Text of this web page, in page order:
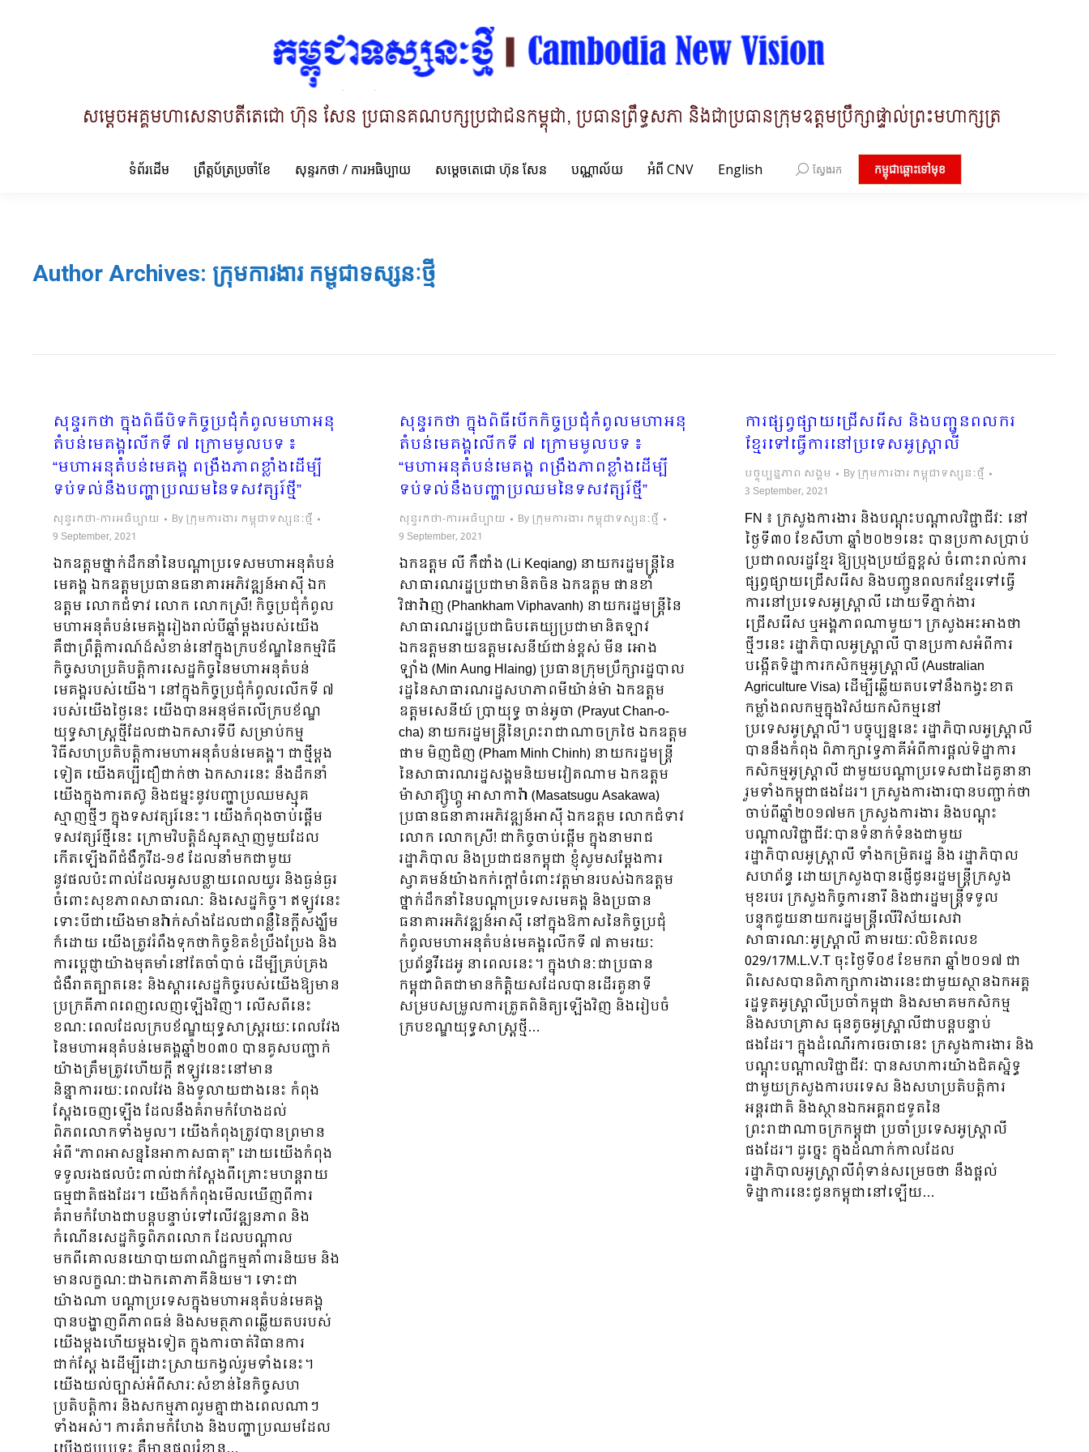
ទំព័រដើម ព្រឹត្តប័ត្រប្រចាំខែ សុន្ទរកថា / ការអធិប្បាយ សម្តេចតេជោ ហ៊ុន សែន បណ្ណាល័យ អំពី CNV English Search:
ស្វែងរក កម្ពុជាឆ្ពោះទៅមុខ
Author Archives: ក្រុមការងារ កម្ពុជាទស្សនៈថ្មី
សុន្ទរកថា ក្នុងពិធីបិទកិច្ចប្រជុំកំពូលមហាអនុ
តំបន់មេគង្គលើកទី ៧ ក្រោមមូលបទ ៖
“មហាអនុតំបន់មេគង្គ ពង្រឹងភាពខ្លាំងដើម្បី
ទប់ទល់នឹងបញ្ហាប្រឈមនៃទសវត្សរ៍ថ្មី”
សុន្ទរកថា-ការអធិប្បាយ By ក្រុមការងារ កម្ពុជាទស្សនៈថ្មី
9 September, 2021
ឯកឧត្តមថ្នាក់ដឹកនាំនៃបណ្តាប្រទេសមហាអនុតំបន់
មេគង្គ ឯកឧត្តមប្រធានធនាគារអភិវឌ្ឍន៍អាស៊ី ឯក
ឧត្តម លោកជំទាវ លោក លោកស្រី! កិច្ចប្រជុំកំពូល
មហាអនុតំបន់មេគង្គរៀងរាល់បីឆ្នាំម្តងរបស់យើង
គឺជាព្រឹត្តិការណ៍ដ៏សំខាន់នៅក្នុងក្របខ័ណ្ឌនៃកម្មវិធី
កិច្ចសហប្រតិបត្តិការសេដ្ឋកិច្ចនៃមហាអនុតំបន់
មេគង្គរបស់យើង។ នៅក្នុងកិច្ចប្រជុំកំពូលលើកទី ៧
របស់យើងថ្ងៃនេះ យើងបានអនុម័តលើក្របខ័ណ្ឌ
យុទ្ធសាស្ត្រថ្មីដែលជាឯកសារទីបី សម្រាប់កម្ម
វិធីសហប្រតិបត្តិការមហាអនុតំបន់មេគង្គ។ ជាថ្មីម្តង
ទៀត យើងគប្បីជឿជាក់ថា ឯកសារនេះ នឹងដឹកនាំ
យើងក្នុងការតស៊ូ និងជម្នះនូវបញ្ហាប្រឈមស្មុគ
ស្មាញថ្មីៗ ក្នុងទសវត្សរ៍នេះ។ យើងកំពុងចាប់ផ្តើម
ទសវត្សរ៍ថ្មីនេះ ក្រោមវិបត្តិដ៏ស្មុគស្មាញមួយដែល
កើតឡើងពីជំងឺកូវីដ-១៩ ដែលនាំមកជាមួយ
នូវផលប៉ះពាល់ដែលអូសបន្លាយពេលយូរ និងធ្ងន់ធ្ងរ
ចំពោះសុខភាពសាធារណៈ និងសេដ្ឋកិច្ច។ ឥឡូវនេះ
ទោះបីជាយើងមានវ៉ាក់សាំងដែលជាពន្លឺនៃក្ដីសង្ឃឹម
ក៏ដោយ យើងត្រូវរំពឹងទុកថាកិច្ចខិតខំប្រឹងប្រែង និង
ការប្ដេជ្ញាយ៉ាងមុតមាំនៅតែចាំបាច់ ដើម្បីគ្រប់គ្រង
ជំងឺរាតត្បាតនេះ និងស្ដារសេដ្ឋកិច្ចរបស់យើងឱ្យមាន
ប្រក្រតីភាពពេញលេញឡើងវិញ។ លើសពីនេះ
ខណៈពេលដែលក្របខ័ណ្ឌយុទ្ធសាស្ត្ររយៈពេលវែង
នៃមហាអនុតំបន់មេគង្គឆ្នាំ២០៣០ បានគូសបញ្ជាក់
យ៉ាងត្រឹមត្រូវហើយក្តី ឥឡូវនេះនៅមាន
និន្នាការរយៈពេលវែង និងទូលាយជាងនេះ កំពុង
ស្តែងចេញឡើង ដែលនឹងគំរាមកំហែងដល់
ពិភពលោកទាំងមូល។ យើងកំពុងត្រូវបានព្រមាន
អំពី “ភាពអាសន្ននៃអាកាសធាតុ” ដោយយើងកំពុង
ទទួលរងផលប៉ះពាល់ជាក់ស្ដែងពីគ្រោះមហន្តរាយ
ធម្មជាតិផងដែរ។ យើងក៏កំពុងមើលឃើញពីការ
គំរាមកំហែងជាបន្តបន្ទាប់ទៅលើវឌ្ឍនភាព និង
កំណើនសេដ្ឋកិច្ចពិភពលោក ដែលបណ្តាល
មកពីគោលនយោបាយពាណិជ្ជកម្មគាំពារនិយម និង
មានលក្ខណៈជាឯកតោភាគីនិយម។ ទោះជា
យ៉ាងណា បណ្ដាប្រទេសក្នុងមហាអនុតំបន់មេគង្គ
បានបង្ហាញពីភាពធន់ និងសមត្ថភាពឆ្លើយតបរបស់
យើងម្តងហើយម្តងទៀត ក្នុងការចាត់វិធានការ
ជាក់ស្តែ ងដើម្បីដោះស្រាយកង្វល់រួមទាំងនេះ។
យើងយល់ច្បាស់អំពីសារៈសំខាន់នៃកិច្ចសហ
ប្រតិបត្តិការ និងសកម្មភាពរួមគ្នាជាងពេលណាៗ
ទាំងអស់។ ការគំរាមកំហែង និងបញ្ហាប្រឈមដែល
សុន្ទរកថា ក្នុងពិធីបើកកិច្ចប្រជុំកំពូលមហាអនុ
តំបន់មេគង្គលើកទី ៧ ក្រោមមូលបទ ៖
“មហាអនុតំបន់មេគង្គ ពង្រឹងភាពខ្លាំងដើម្បី
ទប់ទល់នឹងបញ្ហាប្រឈមនៃទសវត្សរ៍ថ្មី”
សុន្ទរកថា-ការអធិប្បាយ By ក្រុមការងារ កម្ពុជាទស្សនៈថ្មី
9 September, 2021
ឯកឧត្ដម លី កឺជាំង (Li Keqiang) នាយករដ្ឋមន្រ្តីនៃ
សាធារណរដ្ឋប្រជាមានិតចិន ឯកឧត្ដម ផានខាំ
វិផាវ៉ាញ (Phankham Viphavanh) នាយករដ្ឋមន្រ្តីនៃ
សាធារណរដ្ឋប្រជាធិបតេយ្យប្រជាមានិតឡាវ
ឯកឧត្ដមនាយឧត្ដមសេនីយ៍ជាន់ខ្ពស់ មីន អោង
ឡាំង (Min Aung Hlaing) ប្រធានក្រុមប្រឹក្សារដ្ឋបាល
រដ្ឋនៃសាធារណរដ្ឋសហភាពមីយ៉ាន់ម៉ា ឯកឧត្ដម
ឧត្ដមសេនីយ៍ ប្រាយុទ្ធ ចាន់អូចា (Prayut Chan-o-
cha) នាយករដ្ឋមន្រ្តីនៃព្រះរាជាណាចក្រថៃ ឯកឧត្ដម
ផាម មិញជិញ (Pham Minh Chinh) នាយករដ្ឋមន្រ្តី
នៃសាធារណរដ្ឋសង្គមនិយមវៀតណាម ឯកឧត្ដម
ម៉ាសាត្សូ៊ហ្គូ អាសាកាវ៉ា (Masatsugu Asakawa)
ប្រធានធនាគារអភិវឌ្ឍន៍អាស៊ី ឯកឧត្ដម លោកជំទាវ
លោក លោកស្រី! ជាកិច្ចចាប់ផ្ដើម ក្នុងនាមរាជ
រដ្ឋាភិបាល និងប្រជាជនកម្ពុជា ខ្ញុំសូមសម្ដែងការ
ស្វាគមន៍យ៉ាងកក់ក្ដៅចំពោះវត្តមានរបស់ឯកឧត្ដម
ថ្នាក់ដឹកនាំនៃបណ្ដាប្រទេសមេគង្គ និងប្រធាន
ធនាគារអភិវឌ្ឍន៍អាស៊ី នៅក្នុងឱកាសនៃកិច្ចប្រជុំ
កំពូលមហាអនុតំបន់មេគង្គលើកទី ៧ តាមរយៈ
ប្រព័ន្ធវីដេអូ នាពេលនេះ។ ក្នុងឋានៈជាប្រធាន
កម្ពុជាពិតជាមានកិត្តិិយសដែលបានដើរតួនាទី
សម្របសម្រួលការត្រួតពិនិត្យឡើងវិញ និងរៀបចំ
ក្របខណ្ឌយុទ្ធសាស្រ្តថ្មី…
ការផ្សព្វផ្សាយជ្រើសរើស និងបញ្ជូនពលករ
ខ្មែរទៅធ្វើការនៅប្រទេសអូស្ត្រាលី
បច្ចុប្បន្នភាព សង្គម By ក្រុមការងារ កម្ពុជាទស្សនៈថ្មី
3 September, 2021
FN ៖ ក្រសួងការងារ និងបណ្តុះបណ្តាលវិជ្ជាជីវៈ នៅ
ថ្ងៃទី៣០ ខែសីហា ឆ្នាំ២០២១នេះ បានប្រកាសប្រាប់
ប្រជាពលរដ្ឋខ្មែរ ឱ្យប្រុងប្រយ័ត្នខ្ពស់ ចំពោះរាល់ការ
ផ្សព្វផ្សាយជ្រើសរើស និងបញ្ជូនពលករខ្មែរទៅធ្វើ
ការនៅប្រទេសអូស្ត្រាលី ដោយទីភ្នាក់ងារ
ជ្រើសរើស ឬអង្គភាពណាមួយ។ ក្រសួងអះអាងថា
ថ្មីៗនេះ រដ្ឋាភិបាលអូស្ត្រាលី បានប្រកាសអំពីការ
បង្កើតទិដ្ឋាការកសិកម្មអូស្ត្រាលី (Australian
Agriculture Visa) ដើម្បីឆ្លើយតបទៅនឹងកង្វះខាត
កម្លាំងពលកម្មក្នុងវិស័យកសិកម្មនៅ
ប្រទេសអូស្ត្រាលី។ បច្ចុប្បន្ននេះ រដ្ឋាភិបាលអូស្ត្រាលី
បាននឹងកំពុង ពិភាក្សាទ្វេភាគីអំពីការផ្តល់ទិដ្ឋាការ
កសិកម្មអូស្ត្រាលី ជាមួយបណ្តាប្រទេសជាដៃគូនានា
រួមទាំងកម្ពុជាផងដែរ។ ក្រសួងការងារបានបញ្ជាក់ថា
ចាប់ពីឆ្នាំ២០១៧មក ក្រសួងការងារ និងបណ្តុះ
បណ្តាលវិជ្ជាជីវៈបានទំនាក់ទំនងជាមួយ
រដ្ឋាភិបាលអូស្ត្រាលី ទាំងកម្រិតរដ្ឋ និង រដ្ឋាភិបាល
សហព័ន្ធ ដោយក្រសួងបានផ្ញើជូនរដ្ឋមន្ត្រីក្រសួង
មុខរបរ ក្រសួងកិច្ចការនារី និងជារដ្ឋមន្ត្រីទទួល
បន្ទុកជួយនាយករដ្ឋមន្ត្រីលើវិស័យសេវា
សាធារណៈអូស្ត្រាលី តាមរយៈលិខិតលេខ
029/17M.L.V.T ចុះថ្ងៃទី០៩ ខែមករា ឆ្នាំ២០១៧ ជា
ពិសេសបានពិភាក្សាការងារនេះជាមួយស្ថានឯកអគ្គ
រដ្ឋទូតអូស្ត្រាលីប្រចាំកម្ពុជា និងសមាគមកសិកម្ម
និងសហគ្រាស ធុនតូចអូស្ត្រាលីជាបន្តបន្ទាប់
ផងដែរ។ ក្នុងដំណើរការចរចានេះ ក្រសួងការងារ និង
បណ្តុះបណ្តាលវិជ្ជាជីវៈ បានសហការយ៉ាងជិតស្និទ្ធ
ជាមួយក្រសួងការបរទេស និងសហប្រតិបត្តិការ
អន្តរជាតិ និងស្ថានឯកអគ្គរាជទូតនៃ
ព្រះរាជាណាចក្រកម្ពុជា ប្រចាំប្រទេសអូស្ត្រាលី
ផងដែរ។ ដូច្នេះ ក្នុងដំណាក់កាលដែល
រដ្ឋាភិបាលអូស្ត្រាលីពុំទាន់សម្រេចថា នឹងផ្តល់
ទិដ្ឋាការនេះជូនកម្ពុជានៅឡើយ…